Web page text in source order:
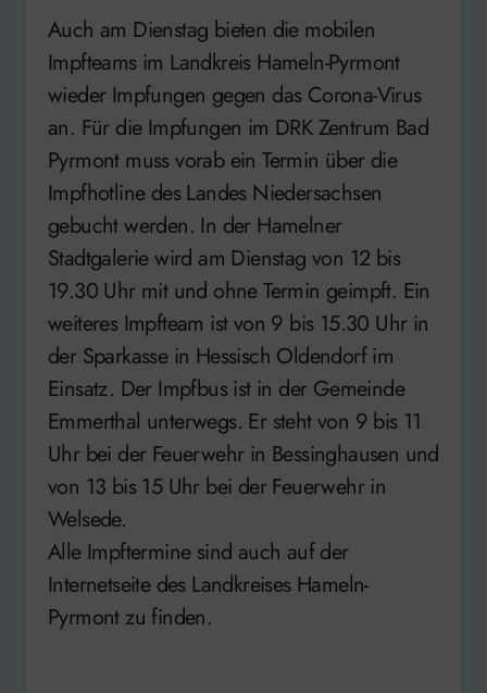
Auch am Dienstag bieten die mobilen
Impfteams im Landkreis Hameln-Pyrmont
wieder Impfungen gegen das Corona-Virus
an. Für die Impfungen im DRK Zentrum Bad
Pyrmont muss vorab ein Termin über die
Impfhotline des Landes Niedersachsen
gebucht werden. In der Hamelner
Stadtgalerie wird am Dienstag von 12 bis
19.30 Uhr mit und ohne Termin geimpft. Ein
weiteres Impfteam ist von 9 bis 15.30 Uhr in
der Sparkasse in Hessisch Oldendorf im
Einsatz. Der Impfbus ist in der Gemeinde
Emmerthal unterwegs. Er steht von 9 bis 11
Uhr bei der Feuerwehr in Bessinghausen und
von 13 bis 15 Uhr bei der Feuerwehr in
Welsede.
Alle Impftermine sind auch auf der
Internetseite des Landkreises Hameln-
Pyrmont zu finden.